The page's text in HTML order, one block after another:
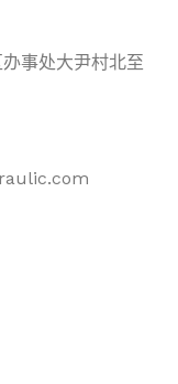
事处大尹村北至